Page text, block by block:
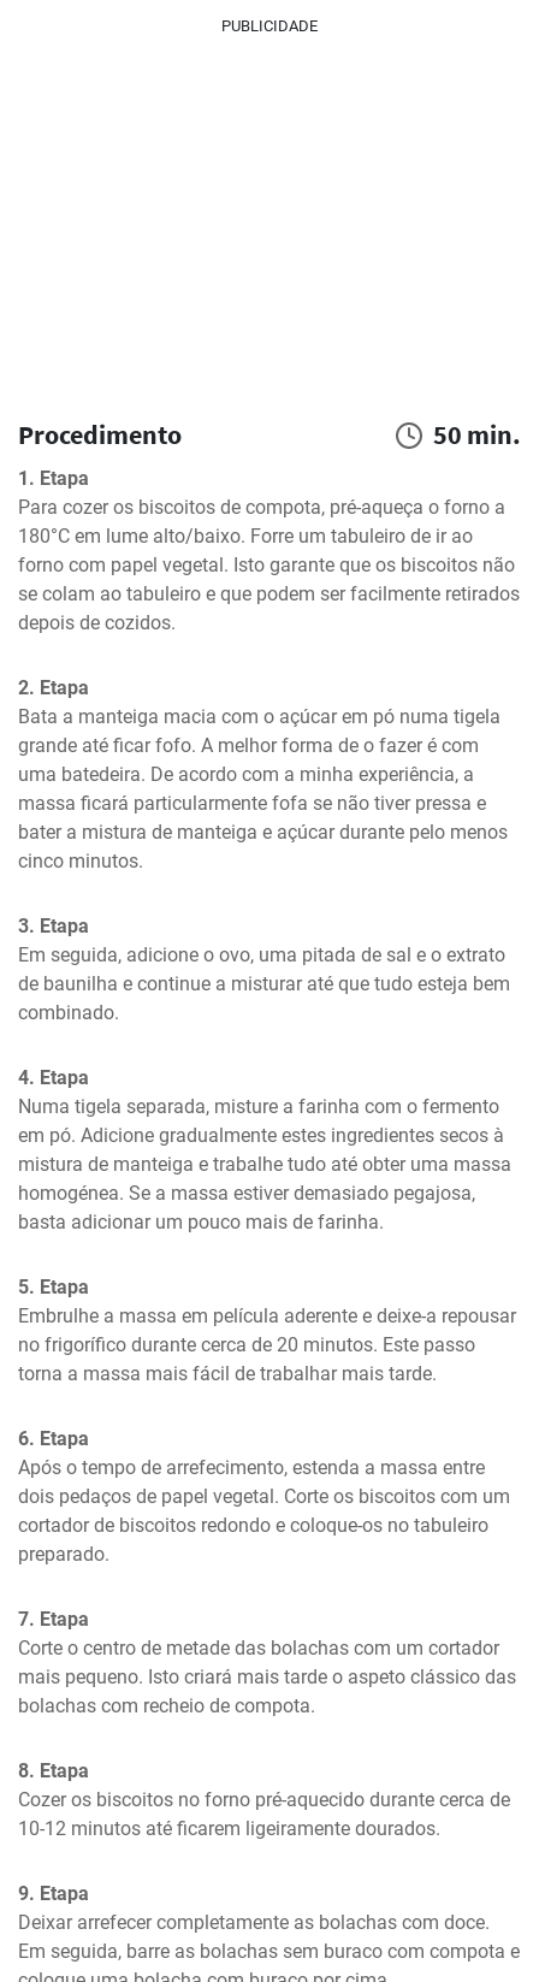
PUBLICIDADE
Procedimento 50 min.
1. Etapa
Para cozer os biscoitos de compota, pré-aqueça o forno a
180°C em lume alto/baixo. Forre um tabuleiro de ir ao
forno com papel vegetal. Isto garante que os biscoitos não
se colam ao tabuleiro e que podem ser facilmente retirados
depois de cozidos.
2. Etapa
Bata a manteiga macia com o açúcar em pó numa tigela
grande até ficar fofo. A melhor forma de o fazer é com
uma batedeira. De acordo com a minha experiência, a
massa ficará particularmente fofa se não tiver pressa e
bater a mistura de manteiga e açúcar durante pelo menos
cinco minutos.
3. Etapa
Em seguida, adicione o ovo, uma pitada de sal e o extrato
de baunilha e continue a misturar até que tudo esteja bem
combinado.
4. Etapa
Numa tigela separada, misture a farinha com o fermento
em pó. Adicione gradualmente estes ingredientes secos à
mistura de manteiga e trabalhe tudo até obter uma massa
homogénea. Se a massa estiver demasiado pegajosa,
basta adicionar um pouco mais de farinha.
5. Etapa
Embrulhe a massa em película aderente e deixe-a repousar
no frigorífico durante cerca de 20 minutos. Este passo
torna a massa mais fácil de trabalhar mais tarde.
6. Etapa
Após o tempo de arrefecimento, estenda a massa entre
dois pedaços de papel vegetal. Corte os biscoitos com um
cortador de biscoitos redondo e coloque-os no tabuleiro
preparado.
7. Etapa
Corte o centro de metade das bolachas com um cortador
mais pequeno. Isto criará mais tarde o aspeto clássico das
bolachas com recheio de compota.
8. Etapa
Cozer os biscoitos no forno pré-aquecido durante cerca de
10-12 minutos até ficarem ligeiramente dourados.
9. Etapa
Deixar arrefecer completamente as bolachas com doce.
Em seguida, barre as bolachas sem buraco com compota e